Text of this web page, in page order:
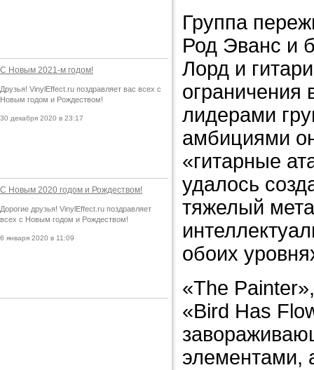
С Новым 2021-м годом!
Друзья! VinylEffect.ru поздравляет вас всех с
Новым годом и Рождеством!
30 декабря 2020 в 23:17
С Новым 2020 годом и Рождеством!
Дорогие друзья! VinylEffect.ru поздравляет
всех с Новым годом и Рождеством!
6 января 2020 в 11:09
Группа
Род Эванс и
Лорд и
ограничения
лидерами
амбициями
«гитарные
удалось
тяжелый
обоих
«The
«Bird Has
элементами,